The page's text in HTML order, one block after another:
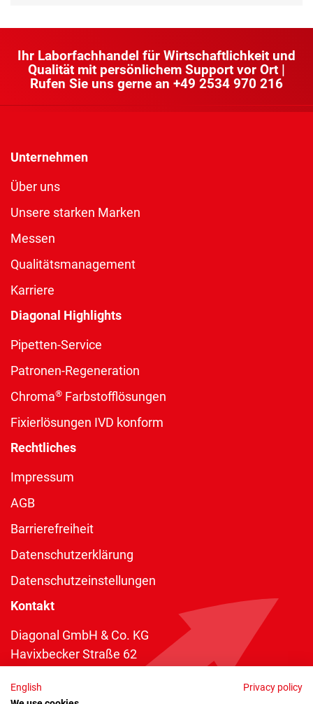
Ihr Laborfachhandel für Wirtschaftlichkeit und
Qualität mit persönlichem Support vor Ort |
Rufen Sie uns gerne an +49 2534 970 216
Unternehmen
Über uns
Unsere starken Marken
Messen
Qualitätsmanagement
Karriere
Diagonal Highlights
Pipetten-Service
Patronen-Regeneration
Chroma® Farbstofflösungen
Fixierlösungen IVD konform
Rechtliches
Impressum
AGB
Barrierefreiheit
Datenschutzerklärung
Datenschutzeinstellungen
Kontakt
Diagonal GmbH & Co. KG
Havixbecker Straße 62
Telefon:+49 2534 970 216
English
Privacy policy